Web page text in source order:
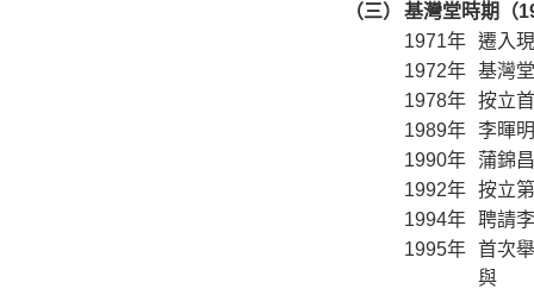
（三）
基灣堂時期（
1971年 遷入
1972年 基灣
1978年 按立
1989年 李暉
1990年 蒲錦
1992年 按立
1994年 聘請
1995年 首次
與